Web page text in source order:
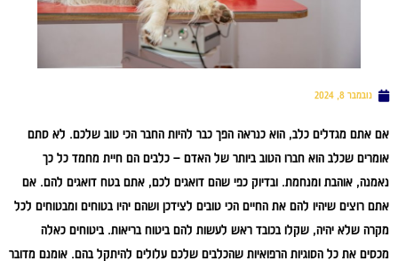
נובמבר 8, 2024
אם אתם מגדלים כלב, הוא כנראה הפך כבר להיות החבר הכי טוב שלכם. לא סתם
אומרים שכלב הוא חברו הטוב ביותר של האדם – כלבים הם חיית מחמד כל כך
נאמנה, אוהבת ומנחמת. ובדיוק כפי שהם דואגים לכם, אתם בטח דואגים להם. אם
אתם רוצים שיהיו להם את החיים הכי טובים לצידכן ושהם יהיו בטוחים ומבטוחים לכל
מקרה שלא יהיה, שקלו בכובד ראש לעשות להם ביטוח בריאות. ביטוחים כאלה
מכסים את כל הסוגיות הרפואיות שהכלבים שלכם עלולים להיתקל בהם. אומנם מדובר